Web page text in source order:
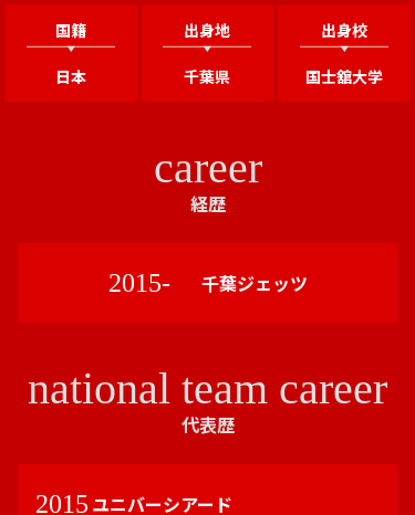
国籍
日本
出身地
千葉県
出身校
国士舘大学
career
経歴
2015- 千葉ジェッツ
national team career
代表歴
2015 ユニバーシアード